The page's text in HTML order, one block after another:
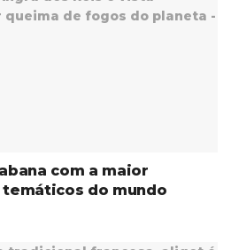
com a maior
do mundo